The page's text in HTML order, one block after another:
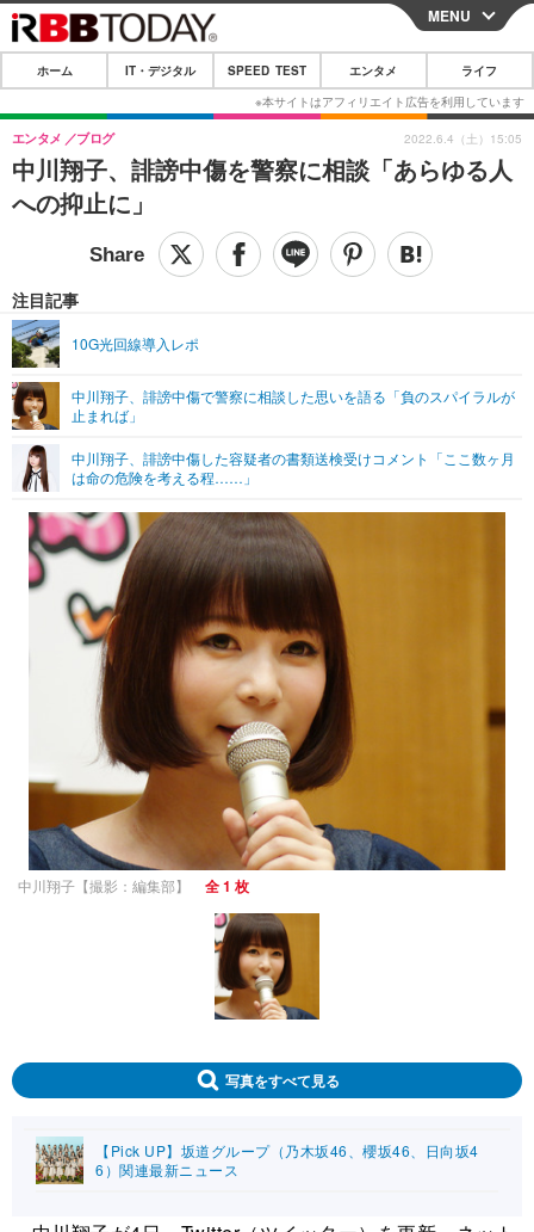
CLOSE
ホーム
IT・デジタル
IT・デジタルTOP スマートフォン
ショッピング その他
SPEED TEST
エンタメTOP 映画・ドラマ
グラビア
ショッピング その他
ライフTOP
その他
リリース一覧
プッシュ通知の停止方法
MENU
ホーム IT・デジタル SPEED TEST エンタメ ライフ
中川翔子、誹謗中傷を警察に相談「あらゆる人
への抑止に」
エンタメ ブログ
注目記事
10G光回線導入レポ
中川翔子、誹謗中傷で警察に相談した思いを語る「負のスパイラルが
止まれば」
中川翔子、誹謗中傷した容疑者の書類送検受けコメント「ここ数ヶ月
は命の危険を考える程……」
2022.6.4（土）15:05
中川翔子【撮影：編集部】 全 1 枚
写真をすべて見る
【Pick UP】坂道グループ（乃木坂46、櫻坂46、日向坂4
6）関連最新ニュース